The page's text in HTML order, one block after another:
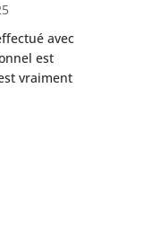
avec
est
vraiment